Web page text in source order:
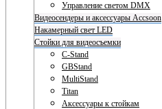
Управление светом DMX
Видеосендеры и аксессуары Accsoon
Накамерный свет LED
Стойки для видеосъемки
C-Stand
GBStand
MultiStand
Titan
Аксессуары к стойкам